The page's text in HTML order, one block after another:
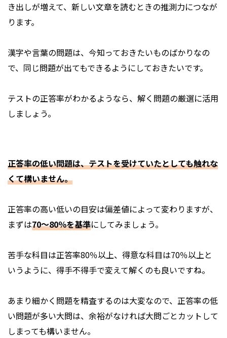
き出しが増えて、新しい文章を読むときの推測力につなが
ります。
漢字や言葉の問題は、今知っておきたいものばかりなの
で、同じ問題が出てもできるようにしておきたいです。
テストの正答率がわかるようなら、解く問題の厳選に活用
しましょう。
正答率の低い問題は、テストを受けていたとしても触れな
くて構いません。
正答率の高い低いの目安は偏差値によって変わりますが、
まずは70～80％を基準にしてみましょう。
苦手な科目は正答率80％以上、得意な科目は70％以上と
いうように、得手不得手で変えて解くのも良いですね。
あまり細かく問題を精査するのは大変なので、正答率の低
い問題が多い大問は、余裕がなければ大問ごとカットして
しまっても構いません。